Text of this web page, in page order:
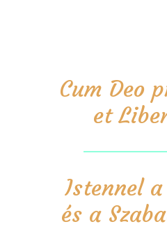
Cum Deo
et
Istennel
és a